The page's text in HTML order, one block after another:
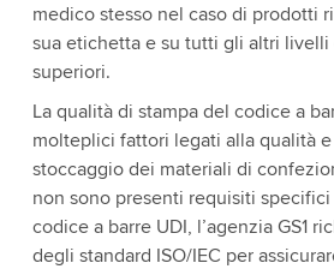
medico stesso nel caso di prodotti
sua etichetta e su tutti gli altri livelli
superiori.
La qualità di stampa del codice a
molteplici fattori legati alla qualità
stoccaggio dei materiali di
non sono presenti requisiti
codice a barre UDI, l’agenzia GS1
degli standard ISO/IEC per